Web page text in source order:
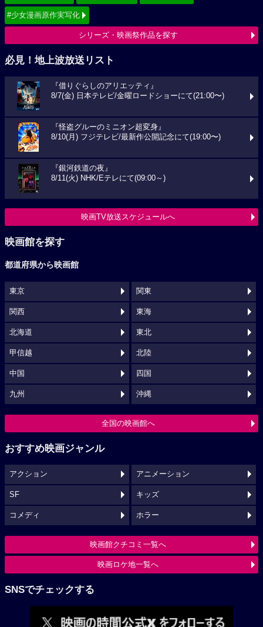
#少女漫画原作実写化
シリーズ・映画祭作品を探す
必見！地上波放送リスト
『借りぐらしのアリエッティ』
8/7(金) 日本テレビ/金曜ロードショーにて(21:00〜)
『怪盗グルーのミニオン超変身』
8/10(月) フジテレビ/最新作公開記念にて(19:00〜)
『銀河鉄道の夜』
8/11(火) NHK/Eテレにて(09:00～)
映画TV放送スケジュールへ
映画館を探す
都道府県から映画館
東京 関東
関西 東海
北海道 東北
甲信越 北陸
中国 四国
九州 沖縄
全国の映画館へ
おすすめ映画ジャンル
アクション アニメーション
SF キッズ
コメディ ホラー
映画館クチコミ一覧へ
映画ロケ地一覧へ
SNSでチェックする